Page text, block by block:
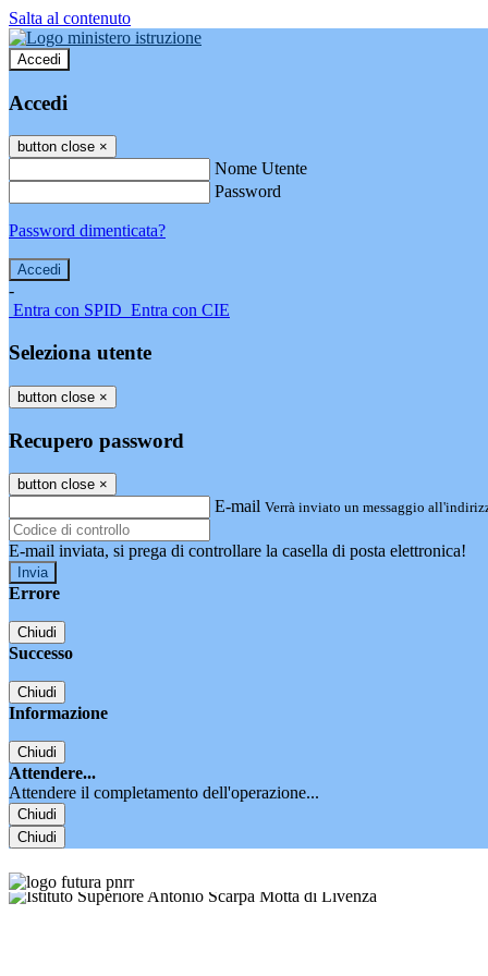
Salta al contenuto
Accedi
Accedi
button close ×
Nome Utente
Password
Password dimenticata?
-
Entra con SPID Entra con CIE
Seleziona utente
button close ×
Recupero password
button close ×
E-mail Verrà inviato un messaggio
E-mail inviata, si prega di controllare la casella di posta elettronica!
Errore
Chiudi
Successo
Chiudi
Informazione
Chiudi
Attendere...
Attendere il completamento dell'operazione...
Chiudi
Chiudi